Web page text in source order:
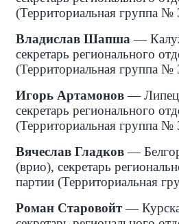
(Территориальная группа №
Владислав Шапша—
секретарь регионального
(Территориальная группа №
Игорь Артамонов—
секретарь регионального
(Территориальная группа №
Вячеслав Гладков—
(врио), секретарь
партии (Территориальная
Роман Старовойт—